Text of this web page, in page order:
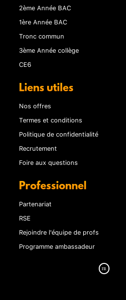
2ème Année BAC
1ère Année BAC
Tronc commun
3ème Année collège
CE6
Liens utiles
Nos offres
Termes et conditions
Politique de confidentialité
Recrutement
Foire aux questions
Professionnel
Partenariat
RSE
Rejoindre l'équipe de profs
Programme ambassadeur